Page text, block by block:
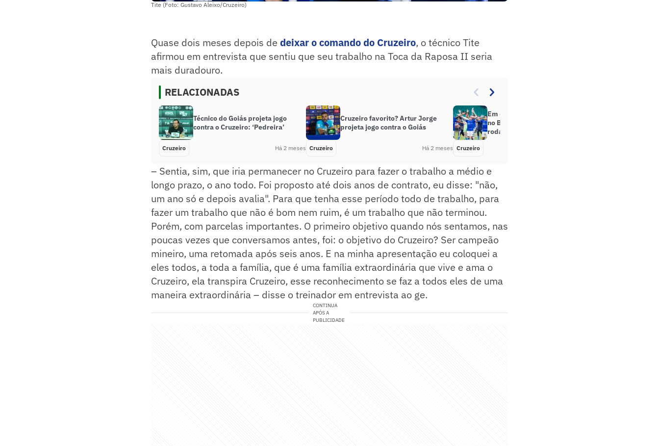
Tite (Foto: Gustavo Aleixo/Cruzeiro)
Quase dois meses depois de deixar o comando do Cruzeiro, o técnico Tite
afirmou em entrevista que sentiu que seu trabalho na Toca da Raposa II seria
mais duradouro.
RELACIONADAS
Técnico do Goiás projeta jogo
contra o Cruzeiro: ‘Pedreira’
Cruzeiro Há 2 meses
Cruzeiro favorito? Artur Jorge
projeta jogo contra o Goiás
Cruzeiro Há 2 meses
Em qual posição o Cruzeiro ficou
no Brasileirão depois da 15ª
rodada?
Cruzeiro
– Sentia, sim, que iria permanecer no Cruzeiro para fazer o trabalho a médio e
longo prazo, o ano todo. Foi proposto até dois anos de contrato, eu disse: "não,
um ano só e depois avalia". Para que tenha esse período todo de trabalho, para
fazer um trabalho que não é bom nem ruim, é um trabalho que não terminou.
Porém, com parcelas importantes. O primeiro objetivo quando nós sentamos, nas
poucas vezes que conversamos antes, foi: o objetivo do Cruzeiro? Ser campeão
mineiro, uma retomada após seis anos. E na minha apresentação eu coloquei a
eles todos, a toda a família, que é uma família extraordinária que vive e ama o
Cruzeiro, ela transpira Cruzeiro, esse reconhecimento se faz a todos eles de uma
maneira extraordinária – disse o treinador em entrevista ao ge.
CONTINUA
APÓS A
PUBLICIDADE